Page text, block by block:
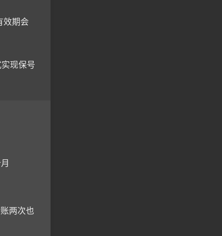
效期会
现保号
两次也